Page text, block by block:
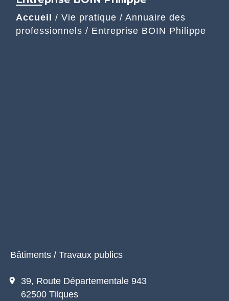
Accueil / Vie pratique / Annuaire des
professionnels / Entreprise BOIN Philippe
Bâtiments / Travaux publics
location_on
39, Route Départementale 943
62500 Tilques